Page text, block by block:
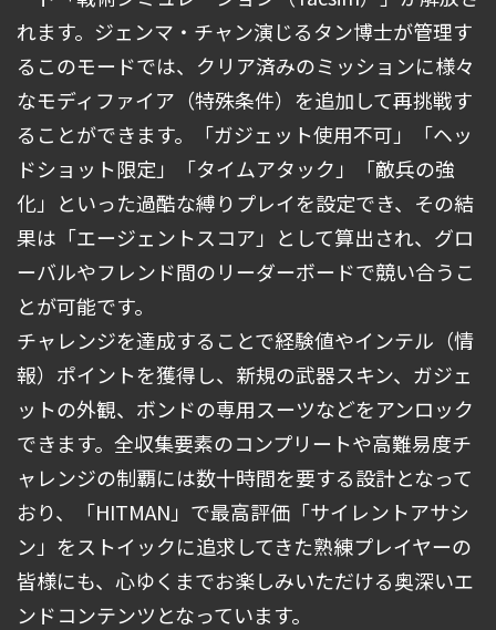
れます。ジェンマ・チャン演じるタン博士が管理す
るこのモードでは、クリア済みのミッションに様々
なモディファイア（特殊条件）を追加して再挑戦す
ることができます。「ガジェット使用不可」「ヘッ
ドショット限定」「タイムアタック」「敵兵の強
化」といった過酷な縛りプレイを設定でき、その結
果は「エージェントスコア」として算出され、グロ
ーバルやフレンド間のリーダーボードで競い合うこ
とが可能です。
チャレンジを達成することで経験値やインテル（情
報）ポイントを獲得し、新規の武器スキン、ガジェ
ットの外観、ボンドの専用スーツなどをアンロック
できます。全収集要素のコンプリートや高難易度チ
ャレンジの制覇には数十時間を要する設計となって
おり、「HITMAN」で最高評価「サイレントアサシ
ン」をストイックに追求してきた熟練プレイヤーの
皆様にも、心ゆくまでお楽しみいただける奥深いエ
ンドコンテンツとなっています。